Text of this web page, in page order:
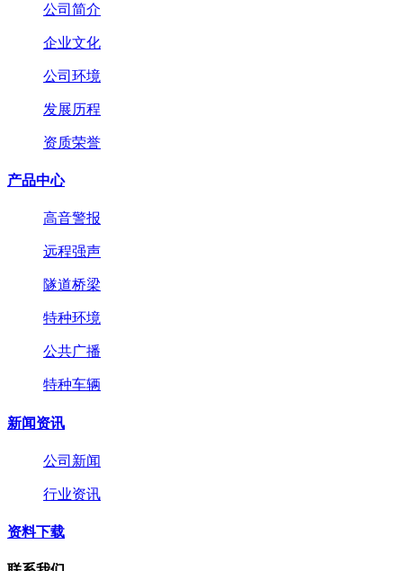
公司简介
企业文化
公司环境
发展历程
资质荣誉
产品中心
高音警报
远程强声
隧道桥梁
特种环境
公共广播
特种车辆
新闻资讯
公司新闻
行业资讯
资料下载